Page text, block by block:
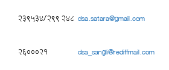
239534/299 248 dsa.satara@gmail.com
2600021 dsa_sangli@rediffmail.com